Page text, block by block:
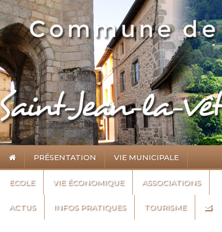
PRÉSENTATION VIE MUNICIPALE
ECOLE VIE ÉCONOMIQUE ASSOCIATIONS
ACTUS INFOS PRATIQUES TOURISME